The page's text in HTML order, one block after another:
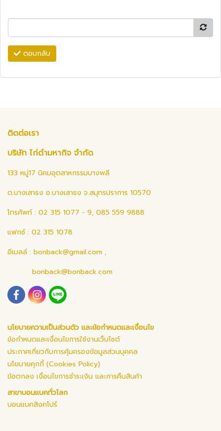
ตอบกลับ
ติดต่อเรา
บริษัท ไก่ดำมหากิจ จำกัด
133 หมู่17 นิคมอุตสาหกรรมบางพลี
ต.บางเสาธง อ.บางเสาธง จ.สมุทรปราการ 10570
โทรศัพท์ : 02 315 1077 - 9, 085 559 9888
แฟกซ์ : 02 315 1078
อีเมลล์ : bonback@gmail.com ,
bonback@bonback.com
นโยบายความเป็นส่วนตัว และข้อกำหนดและเงื่อนไข
ข้อกำหนดและเงื่อนไขการใช้งานเว็บไซต์
ประกาศเกี่ยวกับการคุ้มครองข้อมูลส่วนบุคคล
นโยบายคุกกี้ (Cookies Policy)
ข้อตกลง เงื่อนไขการชำระเงิน และการคืนสินค้า
สาขาบอนแบคทั่วโลก
บอนแบคสิงคโปร์